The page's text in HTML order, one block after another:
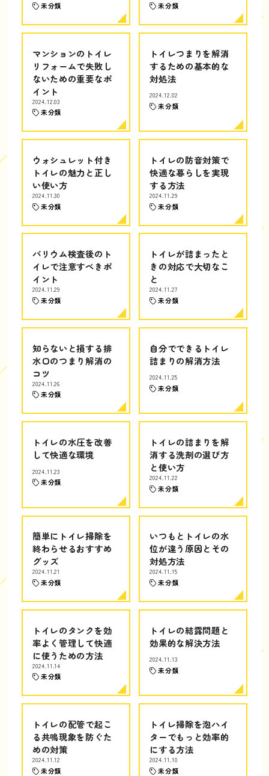
未分類 未分類
マンションのトイレ
リフォームで失敗し
ないための重要なポ
イント
2024.12.03
未分類
トイレつまりを解消
するための基本的な
対処法
2024.12.02
未分類
ウォシュレット付き
トイレの魅力と正し
い使い方
2024.11.30
未分類
トイレの防音対策で
快適な暮らしを実現
する方法
2024.11.29
未分類
バリウム検査後のト
イレで注意すべきポ
イント
2024.11.29
未分類
トイレが詰まったと
きの対応で大切なこ
と
2024.11.27
未分類
知らないと損する排
水口のつまり解消の
コツ
2024.11.26
未分類
自分でできるトイレ
詰まりの解消方法
2024.11.25
未分類
トイレの水圧を改善
して快適な環境
2024.11.23
未分類
トイレの詰まりを解
消する洗剤の選び方
と使い方
2024.11.22
未分類
簡単にトイレ掃除を
終わらせるおすすめ
グッズ
2024.11.21
未分類
いつもとトイレの水
位が違う原因とその
対処方法
2024.11.15
未分類
トイレのタンクを効
率よく管理して快適
に使うための方法
2024.11.14
未分類
トイレの結露問題と
効果的な解決方法
2024.11.13
未分類
トイレの配管で起こ
る共鳴現象を防ぐた
めの対策
2024.11.12
未分類
トイレ掃除を泡ハイ
ターでもっと効率的
にする方法
2024.11.10
未分類